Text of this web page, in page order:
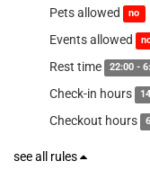
Pets allowed no
Events allowed
Rest time 22:00 -
Check-in hours
Checkout hours
see all rules